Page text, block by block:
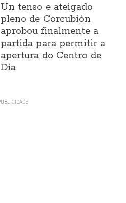
Un tenso e ateigado
pleno de Corcubión
aprobou finalmente a
partida para permitir a
apertura do Centro de
Día